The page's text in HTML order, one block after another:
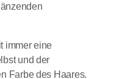
immer eine
und der
Farbe des Haares.